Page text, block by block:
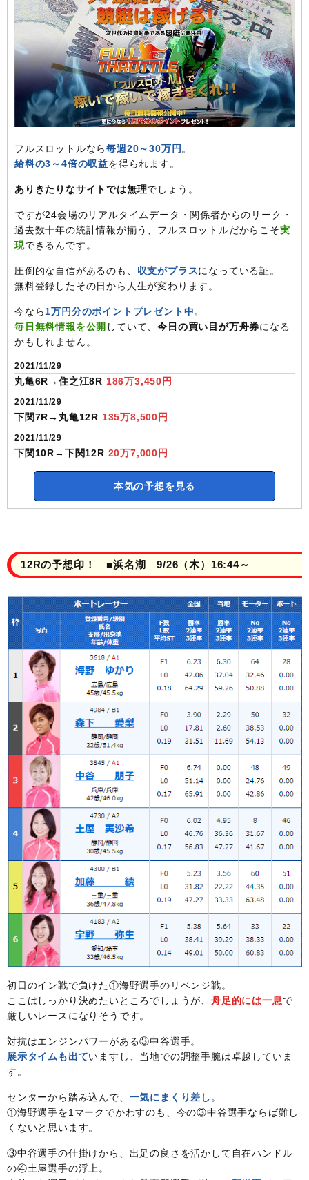
フルスロットルなら毎週20～30万円 。
給料の3～4倍の収益を得られます。
ありきたりなサイトでは無理でしょう。
ですが24会場のリアルタイムデータ・関係者からのリーク・
過去数十年の統計情報が揃う、フルスロットルだからこそ実
現できるんです。
圧倒的な自信があるのも、 収支がプラスになっている証。
無料登録したその日から人生が変わります。
今なら1万円分のポイントプレゼント中。
毎日無料情報を公開 していて、今日の買い目が万舟券になる
かもしれません。
2021/11/29
丸亀6R→住之江8R 186万3,450円
2021/11/29
下関7R→丸亀12R 135万8,500円
2021/11/29
下関10R→下関12R 20万7,000円
本気の予想を見る
12Rの予想印！ ■浜名湖 9/26（木）16:44～
初日のイン戦で負けた①海野選手のリベンジ戦。
ここはしっかり決めたいところでしょうが、 舟足的には一息で
厳しいレースになりそうです。
対抗はエンジンパワーがある③中谷選手。
展示タイムも出ていますし、当地での調整手腕は卓越していま
す。
センターから踏み込んで、 一気にまくり差し 。
①海野選手を1マークでかわすのも、今の③中谷選手ならば難し
くないと思います。
③中谷選手の仕掛けから、出足の良さを活かして自在ハンドル
の④土屋選手の浮上。